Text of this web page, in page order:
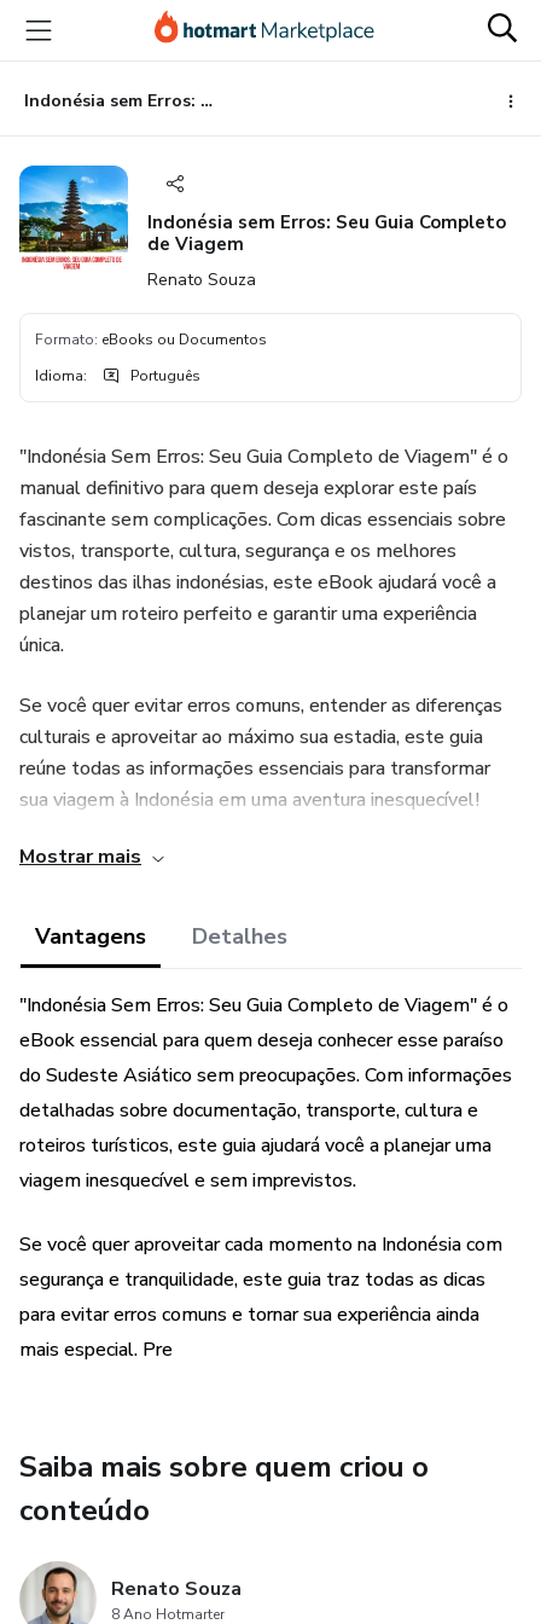
para
conteúdo
principal
para
pagamento
para
rodapé
Indonésia sem Erros: Seu Guia Completo de Viagem
Indonésia sem Erros: Seu Guia Completo
de Viagem
Renato Souza
Formato: eBooks ou Documentos
Idioma: Português
"Indonésia Sem Erros: Seu Guia Completo de Viagem" é o
manual definitivo para quem deseja explorar este país
fascinante sem complicações. Com dicas essenciais sobre
vistos, transporte, cultura, segurança e os melhores
destinos das ilhas indonésias, este eBook ajudará você a
planejar um roteiro perfeito e garantir uma experiência
única.
Se você quer evitar erros comuns, entender as diferenças
culturais e aproveitar ao máximo sua estadia, este guia
reúne todas as informações essenciais para transformar
sua viagem à Indonésia em uma aventura inesquecível!
Mostrar mais
Vantagens Detalhes
"Indonésia Sem Erros: Seu Guia Completo de Viagem" é o
eBook essencial para quem deseja conhecer esse paraíso
do Sudeste Asiático sem preocupações. Com informações
detalhadas sobre documentação, transporte, cultura e
roteiros turísticos, este guia ajudará você a planejar uma
viagem inesquecível e sem imprevistos.
Se você quer aproveitar cada momento na Indonésia com
segurança e tranquilidade, este guia traz todas as dicas
para evitar erros comuns e tornar sua experiência ainda
mais especial. Pre
Saiba mais sobre quem criou o
conteúdo
Renato Souza
8 Ano Hotmarter